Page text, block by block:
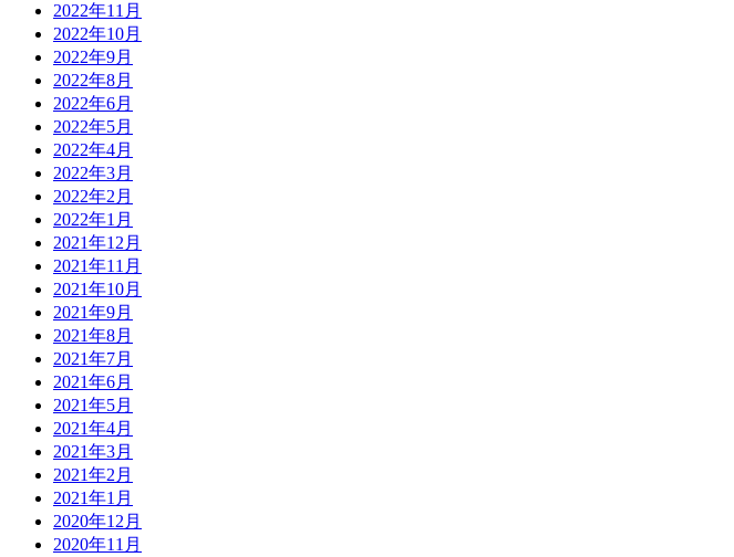
2022年11月
2022年10月
2022年9月
2022年8月
2022年6月
2022年5月
2022年4月
2022年3月
2022年2月
2022年1月
2021年12月
2021年11月
2021年10月
2021年9月
2021年8月
2021年7月
2021年6月
2021年5月
2021年4月
2021年3月
2021年2月
2021年1月
2020年12月
2020年11月